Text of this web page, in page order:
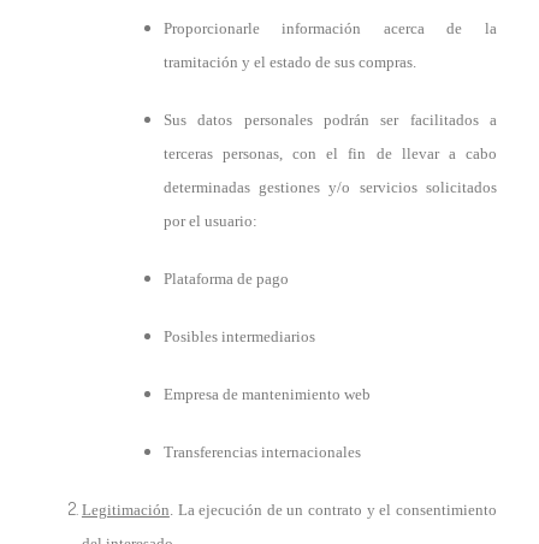
Proporcionarle información acerca de la
tramitación y el estado de sus compras.
Sus datos personales podrán ser facilitados a
terceras personas, con el fin de llevar a cabo
determinadas gestiones y/o servicios solicitados
por el usuario:
Plataforma de pago
Posibles intermediarios
Empresa de mantenimiento web
Transferencias internacionales
Legitimación. La ejecución de un contrato y el consentimiento